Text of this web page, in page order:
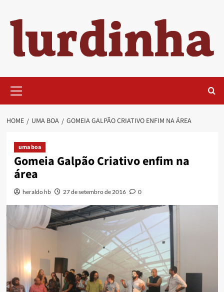
content
Menu
HOME UMA BOA GOMEIA GALPÃO CRIATIVO ENFIM NA ÁREA
uma boa
Gomeia Galpão Criativo enfim na
área
heraldo hb 27 de setembro de 2016 0